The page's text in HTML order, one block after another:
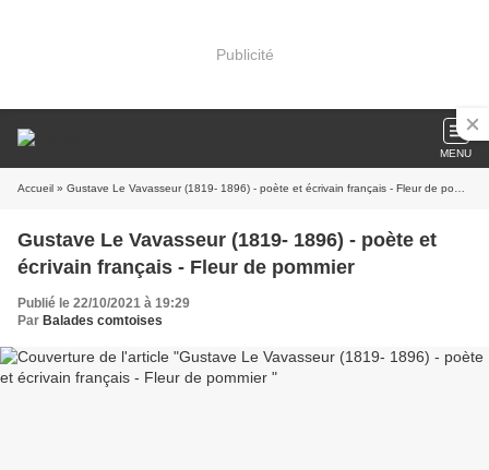
Publicité
MENU
Accueil » Gustave Le Vavasseur (1819- 1896) - poète et écrivain français - Fleur de pommier
Gustave Le Vavasseur (1819- 1896) - poète et
écrivain français - Fleur de pommier
Publié le 22/10/2021 à 19:29
Par Balades comtoises